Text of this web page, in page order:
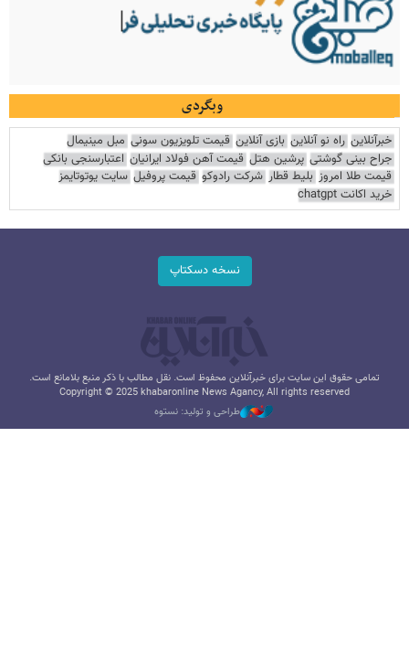
وبگردی
خبرآنلاین راه نو آنلاین بازی آنلاین قیمت تلویزیون سونی مبل مینیمال
جراح بینی گوشتی پرشین هتل قیمت آهن فولاد ایرانیان اعتبارسنجی بانکی
قیمت طلا امروز بلیط قطار شرکت رادوکو قیمت پروفیل سایت یوتوتایمز
خرید اکانت chatgpt
نسخه دسکتاپ
تمامی حقوق این سایت برای خبرآنلاین محفوظ است. نقل مطالب با ذکر منبع بلامانع است.
Copyright © 2025 khabaronline News Agancy, All rights reserved
طراحی و تولید: نستوه